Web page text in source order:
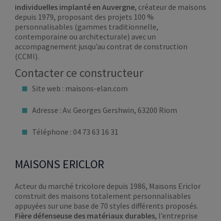
individuelles implanté en Auvergne, créateur de maisons
depuis 1979, proposant des projets 100 %
personnalisables (gammes traditionnelle,
contemporaine ou architecturale) avec un
accompagnement jusqu’au contrat de construction
(CCMI).
Contacter ce constructeur
Site web : maisons-elan.com
Adresse : Av. Georges Gershwin, 63200 Riom
Téléphone : 04 73 63 16 31
MAISONS ERICLOR
Acteur du marché tricolore depuis 1986, Maisons Ericlor
construit des maisons totalement personnalisables
appuyées sur une base de 70 styles différents proposés.
Fière défenseuse des matériaux durables, l’entreprise